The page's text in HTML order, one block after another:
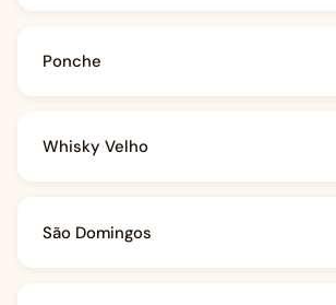
Ponche
Whisky Velho
São Domingos